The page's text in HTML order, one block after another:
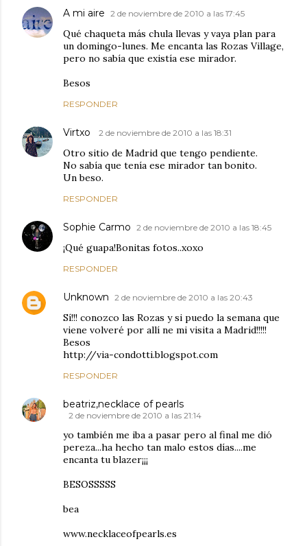
A mi aire 2 de noviembre de 2010 a las 17:45
Qué chaqueta más chula llevas y vaya plan para
un domingo-lunes. Me encanta las Rozas Village,
pero no sabía que existía ese mirador.
Besos
RESPONDER
Virtxo 2 de noviembre de 2010 a las 18:31
Otro sitio de Madrid que tengo pendiente.
No sabía que tenía ese mirador tan bonito.
Un beso.
RESPONDER
Sophie Carmo 2 de noviembre de 2010 a las 18:45
¡Qué guapa!Bonitas fotos..xoxo
RESPONDER
Unknown 2 de noviembre de 2010 a las 20:43
Sí!!! conozco las Rozas y si puedo la semana que
viene volveré por allí ne mi visita a Madrid!!!!!
Besos
http://via-condotti.blogspot.com
RESPONDER
beatriz,necklace of pearls
2 de noviembre de 2010 a las 21:14
yo también me iba a pasar pero al final me dió
pereza...ha hecho tan malo estos días....me
encanta tu blazer¡¡¡
BESOSSSSS
bea
www.necklaceofpearls.es